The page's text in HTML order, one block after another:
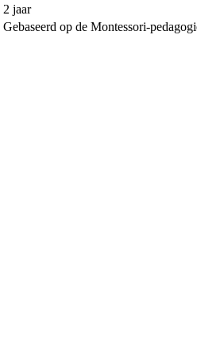
2 jaar
Gebaseerd op de Montessori-